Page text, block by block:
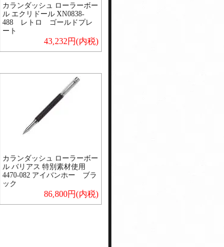
カランダッシュ ローラーボー
ル エクリドール XN0838-
488 レトロ ゴールドプレ
ート
43,232円(内税)
カランダッシュ ローラーボー
ル バリアス 特別素材使用
4470-082 アイバンホー ブラ
ック
86,800円(内税)